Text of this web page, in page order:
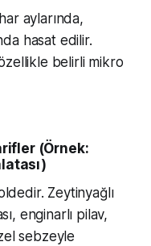
aylarında,
hasat edilir.
belirli mikro
(Örnek:
Zeytinyağlı
enginarlı pilav,
sebzeyle